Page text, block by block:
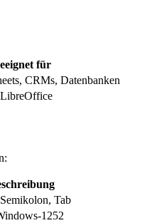
für
CRMs, Datenbanken
Tab
1252